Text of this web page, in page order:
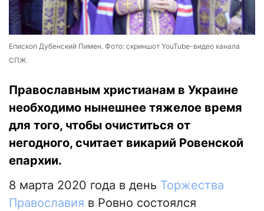
Епископ Дубенский Пимен. Фото: скриншот YouTube-видео канала
СПЖ
Православным христианам в Украине
необходимо нынешнее тяжелое время
для того, чтобы очиститься от
негодного, считает викарий Ровенской
епархии.
8 марта 2020 года в день Торжества
Православия в Ровно состоялся